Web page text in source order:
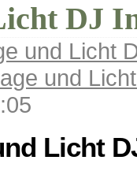
DJ
und Licht
und
Licht